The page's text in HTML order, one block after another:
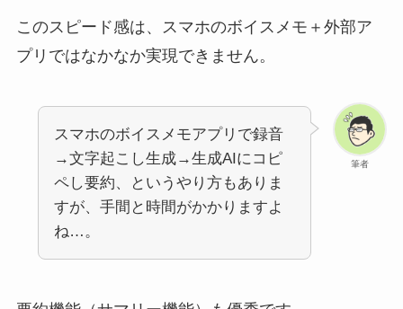
このスピード感は、スマホのボイスメモ＋外部ア
プリではなかなか実現できません。
筆者
スマホのボイスメモアプリで録音
→文字起こし生成→生成AIにコピ
ペし要約、というやり方もありま
すが、手間と時間がかかりますよ
ね…。